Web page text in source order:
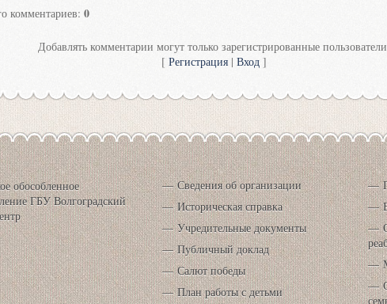
комментариев: 0
Добавлять комментарии могут только зарегистрированные
[ Регистрация| Вход]
обособленное
ГБУ Волгоградский
Сведения об организации
Историческая справка
Учредительные документы
Публичный доклад
Салют победы
План работы с детьми